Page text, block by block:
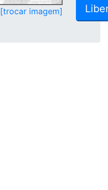
[trocar imagem]